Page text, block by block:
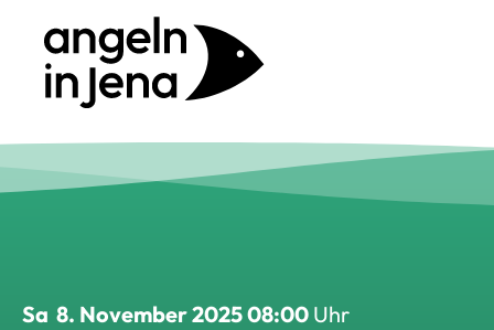
Sa 8. November 2025 08:00 Uhr